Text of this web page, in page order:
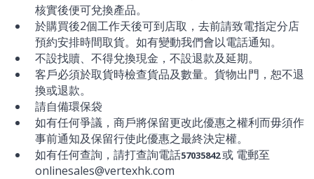
核實後便可兌換產品。
於購買後2個工作天後可到店取，去前請致電指定分店
預約安排時間取貨。如有變動我們會以電話通知。
不設找贖、不得兌換現金，不設退款及延期。
客戶必須於取貨時檢查貨品及數量。貨物出門，恕不退
換或退款。
請自備環保袋
如有任何爭議，商戶將保留更改此優惠之權利而毋須作
事前通知及保留行使此優惠之最終決定權。
如有任何查詢，請打查詢電話57035842或 電郵至
onlinesales@vertexhk.com